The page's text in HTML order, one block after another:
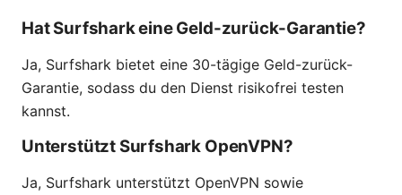
Hat Surfshark eine Geld-zurück-Garantie?
Ja, Surfshark bietet eine 30-tägige Geld-zurück-
Garantie, sodass du den Dienst risikofrei testen
kannst.
Unterstützt Surfshark OpenVPN?
Ja, Surfshark unterstützt OpenVPN sowie